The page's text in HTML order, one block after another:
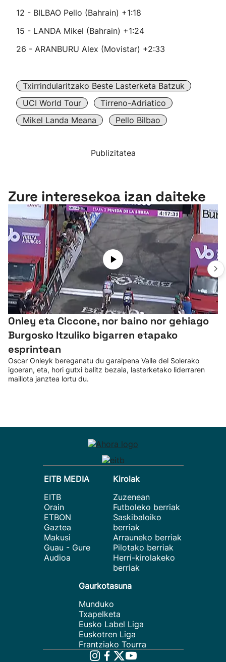
12 - BILBAO Pello (Bahrain) +1:18
15 - LANDA Mikel (Bahrain) +1:24
26 - ARANBURU Alex (Movistar) +2:33
Txirrindularitzako Beste Lasterketa Batzuk
UCI World Tour
Tirreno-Adriatico
Mikel Landa Meana
Pello Bilbao
Publizitatea
Zure interesekoa izan daiteke
Onley eta Ciccone, nor baino nor gehiago
Burgosko Itzuliko bigarren etapako
esprintean
Oscar Onleyk bereganatu du garaipena Valle del Solerako
igoeran, eta, hori gutxi balitz bezala, lasterketako liderraren
maillota janztea lortu du.
EITB MEDIA
EITB
Orain
ETBON
Gaztea
Makusi
Guau - Gure
Audioa
Kirolak
Zuzenean
Futboleko berriak
Saskibaloiko
berriak
Arrauneko berriak
Pilotako berriak
Herri-kirolakeko
berriak
Gaurkotasuna
Munduko
Txapelketa
Eusko Label Liga
Euskotren Liga
Frantziako Tourra